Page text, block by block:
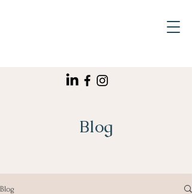
Blog
Blog